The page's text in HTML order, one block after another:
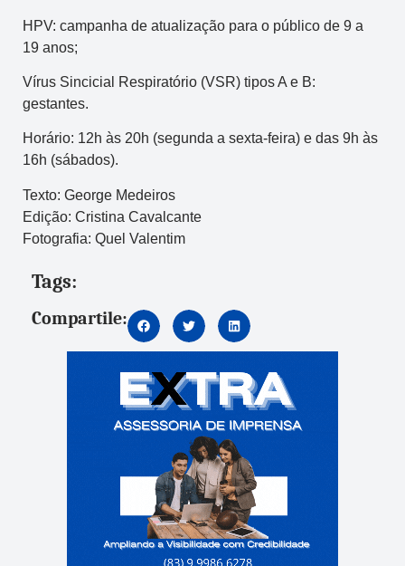
HPV: campanha de atualização para o público de 9 a
19 anos;
Vírus Sincicial Respiratório (VSR) tipos A e B:
gestantes.
Horário: 12h às 20h (segunda a sexta-feira) e das 9h às
16h (sábados).
Texto: George Medeiros
Edição: Cristina Cavalcante
Fotografia: Quel Valentim
Tags:
Compartile: